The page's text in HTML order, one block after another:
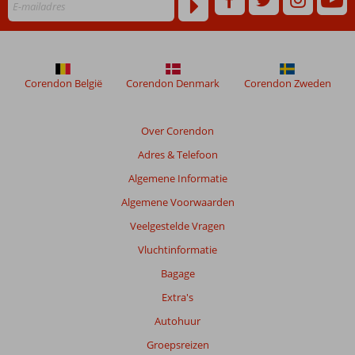
zijn
maanden
Over Corendon
Adres & Telefoon
Algemene Informatie
Algemene Voorwaarden
Veelgestelde Vragen
Vluchtinformatie
Bagage
Extra's
Autohuur
Groepsreizen
Corendon België Corendon Denmark Corendon Zweden